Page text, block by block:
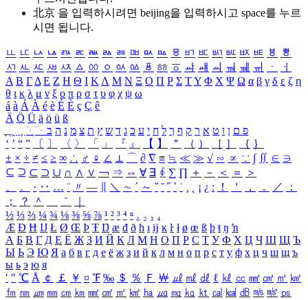
北京 을 입력하시려면 beijing을 입력하시고 space를 누르
시면 됩니다.
ㅥ ㅦ ㅧ ㅨ ㅩ ㅪ ㅫ ㅬ ㅭ ㅮ ㅯ ㅰ ㅱ ㅲ ㅳ ㅴ ㅵ ㅶ ㅷ ㅸ
ㅹ
ㅺ ㅻ ㅼ ㅽ ㅾ ㅿ ㆀ ㆁ ㆂ ㆃ ㆄ ㆅ ㆆ ㆇ ㆈ ㆉ ㆊ ㆋ ㆌ ㆍ
ㆎ
Α Β ΓΔ Ε Ζ Η Θ Ι ΚΛ Μ Ν Ξ Ο Π Ρ Σ ΤΥ Φ Χ Ψ Ω α β γ δ ε ζ η
θ ι κ λ μ ν ξ ο π ρ σ τ υ φ χ ψ ω
á à Á À é è É È ç Ç ê
Ä Ö Ü ä ö ü ß
ִֶֹ ֻּ ׁׂ פ ם ן ו ט א ר ק ף ך ל ח י ע כ ג ד ש ץ ת צ מ נ ה ב
‘ ’ “ ” 〔 〕 〈 〉 「 」 『 』 【 】 ＂ （ ） ［ ］ ｛ ｝
± × ÷ ≠ ≤ ≥ ∞ ∴ ♂ ♀ ∠ ⊥ ⌒ ∂ ∇ ≡ ≒ ≪ ≫ √ ∽ ∝ ∵ ∫ ∬ ∈ ∋
⊆ ⊇ ⊂ ⊃ ∪ ∩ ∧ ∨ ￢ ⇒ ⇔ ∀ ∃ ∮ ∑ ∏ ＋ － ＜ ＝
＞
、
。 · ‥ … ¨ 〃 ― ＼ ∼ ´ ～ ˇ ˘ ˝ ˚ ˙ ¸ ¡ ¿ ː ！ ＇ ， ． ／
：
；
？ ＾ ｀
½ ⅓ ⅔ ¼ ¾ ⅛ ⅜ ⅝ ⅞ ¹ ² ³ ⁴ ⁿ ₁ ₂ ₃ ₄
Æ Ð Ħ Ĳ Ł Ø Œ Þ Ŧ Ŋ æ đ ð ħ ı ĳ ĸ ŀ ł ø œ ß þ ŧ ŋ ŉ
А Б В Г Д Е Ё Ж З И Й К Л М Н О П Р С Т У Ф Х Ц Ч Ш Щ Ъ
Ы Ь Э Ю Я а б в г д е ё ж з и й к л м н о п р с т у ф х ц ч ш щ ъ
ы ь э ю я
′ ″ ℃ Å ￠ ￡ ￥ ¤ ℉ ‰ ＄ ％ Ｆ ￦ ㎕ ㎖ ㎗ ℓ ㎘ ㏄ ㎣ ㎤ ㎥ ㎦
㎙ ㎚ ㎛ ㎜ ㎝ ㎞ ㎟ ㎠ ㎡ ㎢ ㏊ ㎍ ㎎ ㎏ ㏏ ㎈ ㎉ ㏈ ㎧ ㎨ ㎰